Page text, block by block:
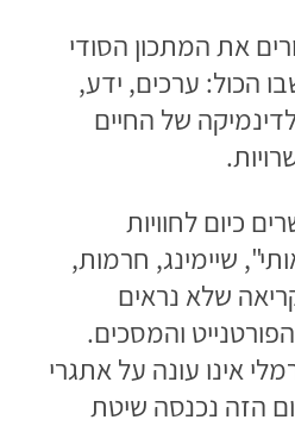
את המתכון הסודי
הכול: ערכים, ידע,
של החיים
כיום לחוויות
שיימינג, חרמות,
שלא נראים
והמסכים.
אינו עונה על אתגרי
הזה נכנסה שיטת